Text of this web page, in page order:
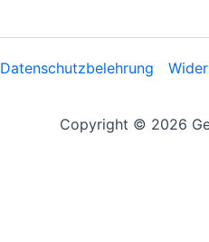
Datenschutzbelehrung
Copyright © 2026